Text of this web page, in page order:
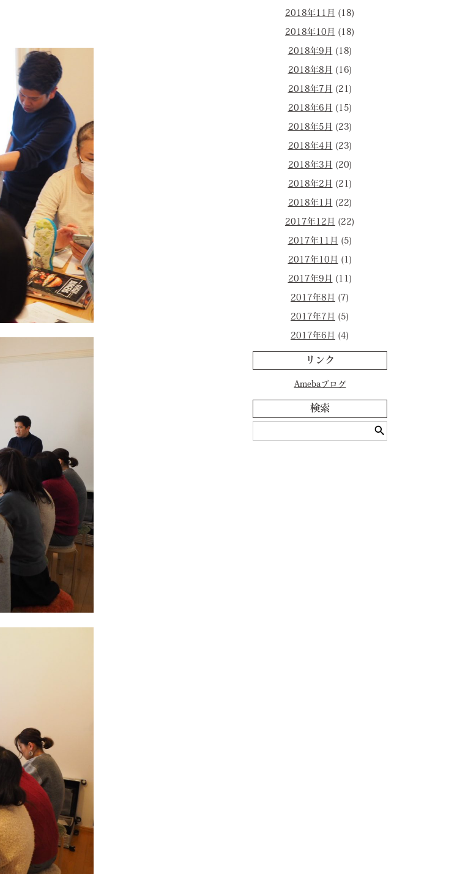
2018年11月 (18)
2018年10月 (18)
2018年9月 (18)
2018年8月 (16)
2018年7月 (21)
2018年6月 (15)
2018年5月 (23)
2018年4月 (23)
2018年3月 (20)
2018年2月 (21)
2018年1月 (22)
2017年12月 (22)
2017年11月 (5)
2017年10月 (1)
2017年9月 (11)
2017年8月 (7)
2017年7月 (5)
2017年6月 (4)
リンク
Amebaブログ
検索